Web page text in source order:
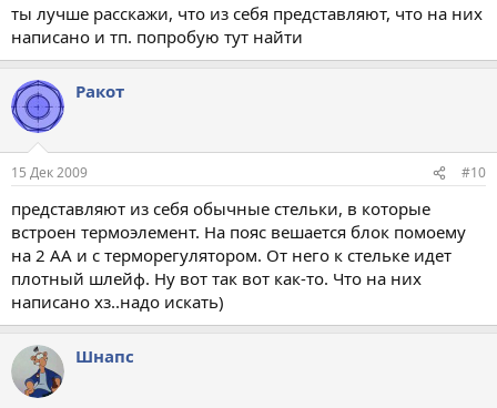
ты лучше расскажи, что из себя представляют, что на них
написано и тп. попробую тут найти
Ракот
15 Дек 2009 #10
представляют из себя обычные стельки, в которые
встроен термоэлемент. На пояс вешается блок помоему
на 2 АА и с терморегулятором. От него к стельке идет
плотный шлейф. Ну вот так вот как-то. Что на них
написано хз..надо искать)
Шнапс